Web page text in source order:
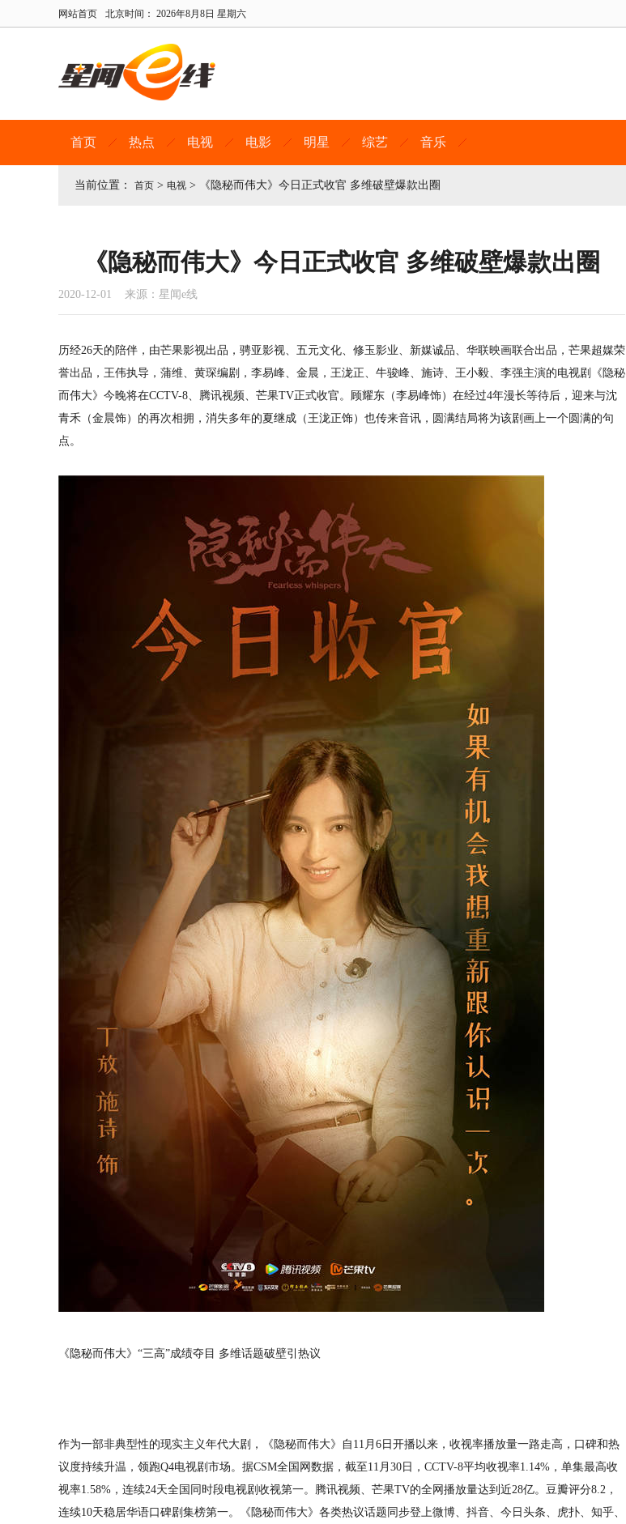
网站首页 北京时间： 2026年8月8日 星期六
首页 热点 电视 电影 明星 综艺 音乐
当前位置： 首页 > 电视 > 《隐秘而伟大》今日正式收官 多维破壁爆款出圈
《隐秘而伟大》今日正式收官 多维破壁爆款出圈
2020-12-01 来源：星闻e线
历经26天的陪伴，由芒果影视出品，骋亚影视、五元文化、修玉影业、新媒诚品、华联映画联合出品，芒果超媒荣
誉出品，王伟执导，蒲维、黄琛编剧，李易峰、金晨，王泷正、牛骏峰、施诗、王小毅、李强主演的电视剧《隐秘
而伟大》今晚将在CCTV-8、腾讯视频、芒果TV正式收官。顾耀东（李易峰饰）在经过4年漫长等待后，迎来与沈
青禾（金晨饰）的再次相拥，消失多年的夏继成（王泷正饰）也传来音讯，圆满结局将为该剧画上一个圆满的句
点。
《隐秘而伟大》“三高”成绩夺目 多维话题破壁引热议
作为一部非典型性的现实主义年代大剧，《隐秘而伟大》自11月6日开播以来，收视率播放量一路走高，口碑和热
议度持续升温，领跑Q4电视剧市场。据CSM全国网数据，截至11月30日，CCTV-8平均收视率1.14%，单集最高收
视率1.58%，连续24天全国同时段电视剧收视第一。腾讯视频、芒果TV的全网播放量达到近28亿。豆瓣评分8.2，
连续10天稳居华语口碑剧集榜第一。《隐秘而伟大》各类热议话题同步登上微博、抖音、今日头条、虎扑、知乎、